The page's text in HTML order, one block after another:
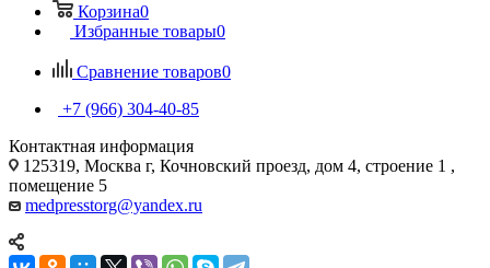
Корзина0
Избранные товары0
Сравнение товаров0
+7 (966) 304-40-85
Контактная информация
125319, Москва г, Кочновский проезд, дом 4, строение 1 ,
помещение 5
medpresstorg@yandex.ru